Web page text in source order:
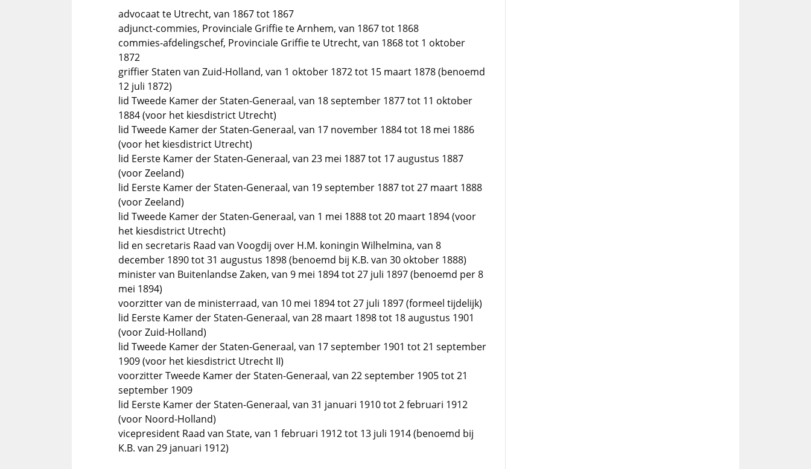
advocaat te Utrecht, van 1867 tot 1867
adjunct-commies, Provinciale Griffie te Arnhem, van 1867 tot 1868
commies-afdelingschef, Provinciale Griffie te Utrecht, van 1868 tot 1 oktober
1872
griffier Staten van Zuid-Holland, van 1 oktober 1872 tot 15 maart 1878 (benoemd
12 juli 1872)
lid Tweede Kamer der Staten-Generaal, van 18 september 1877 tot 11 oktober
1884 (voor het kiesdistrict Utrecht)
lid Tweede Kamer der Staten-Generaal, van 17 november 1884 tot 18 mei 1886
(voor het kiesdistrict Utrecht)
lid Eerste Kamer der Staten-Generaal, van 23 mei 1887 tot 17 augustus 1887
(voor Zeeland)
lid Eerste Kamer der Staten-Generaal, van 19 september 1887 tot 27 maart 1888
(voor Zeeland)
lid Tweede Kamer der Staten-Generaal, van 1 mei 1888 tot 20 maart 1894 (voor
het kiesdistrict Utrecht)
lid en secretaris Raad van Voogdij over H.M. koningin Wilhelmina, van 8
december 1890 tot 31 augustus 1898 (benoemd bij K.B. van 30 oktober 1888)
minister van Buitenlandse Zaken, van 9 mei 1894 tot 27 juli 1897 (benoemd per 8
mei 1894)
voorzitter van de ministerraad, van 10 mei 1894 tot 27 juli 1897 (formeel tijdelijk)
lid Eerste Kamer der Staten-Generaal, van 28 maart 1898 tot 18 augustus 1901
(voor Zuid-Holland)
lid Tweede Kamer der Staten-Generaal, van 17 september 1901 tot 21 september
1909 (voor het kiesdistrict Utrecht II)
voorzitter Tweede Kamer der Staten-Generaal, van 22 september 1905 tot 21
september 1909
lid Eerste Kamer der Staten-Generaal, van 31 januari 1910 tot 2 februari 1912
(voor Noord-Holland)
vicepresident Raad van State, van 1 februari 1912 tot 13 juli 1914 (benoemd bij
K.B. van 29 januari 1912)